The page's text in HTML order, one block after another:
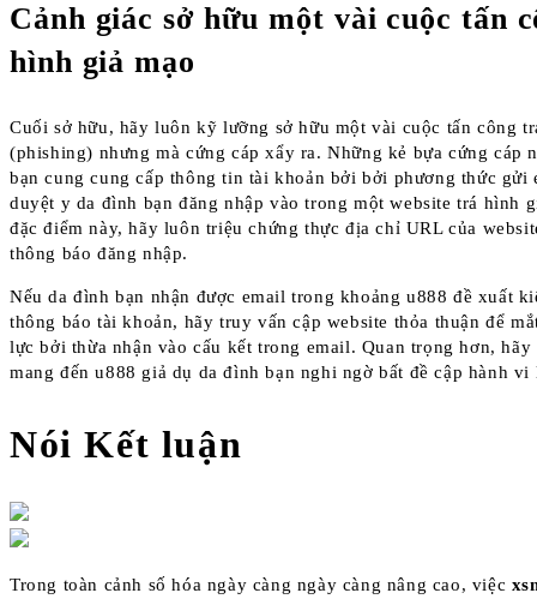
Cảnh giác sở hữu một vài cuộc tấn
hình giả mạo
Cuối sở hữu, hãy luôn kỹ lưỡng sở hữu một vài cuộc tấn công
(phishing) nhưng mà cứng cáp xẩy ra. Những kẻ bựa cứng cáp
bạn cung cung cấp thông tin tài khoản bởi bởi phương thức gửi
duyệt y da đình bạn đăng nhập vào trong một website trá hình
đặc điểm này, hãy luôn triệu chứng thực địa chỉ URL của
thông báo đăng nhập.
Nếu da đình bạn nhận được email trong khoảng u888 đề xuất
thông báo tài khoản, hãy truy vấn cập website thỏa thuận để
lực bởi thừa nhận vào cấu kết trong email. Quan trọng hơn, hãy
mang đến u888 giả dụ da đình bạn nghi ngờ bất đề cập hành vi
Nói Kết luận
Trong toàn cảnh số hóa ngày càng ngày càng nâng cao, việc